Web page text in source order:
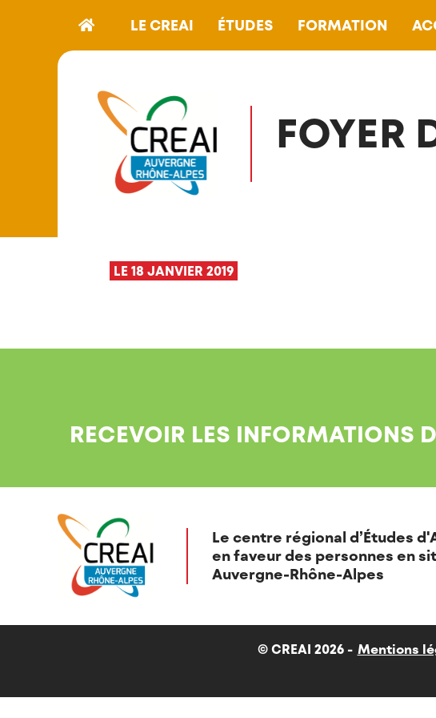
LE CREAI ÉTUDES FORMATION
FOYER
LE 18 JANVIER 2019
RECEVOIR LES INFORMATIONS
Le centre régional d’Études
en faveur des personnes en
Auvergne-Rhône-Alpes
© CREAI 2026 - Mentions